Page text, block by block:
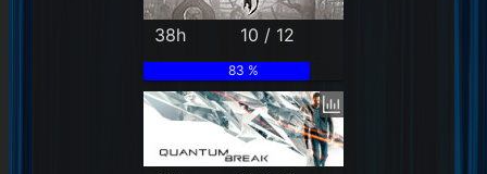
38h 10 / 12
83 %